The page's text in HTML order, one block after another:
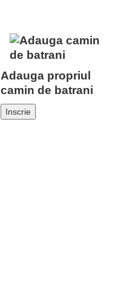
Adauga propriul
camin de batrani
Inscrie